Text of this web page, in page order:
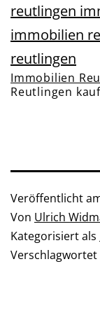
reutlingen
immobilien
reutlingen
Immobilien
Reutlingen
Veröffentlicht
Von Ulrich
Kategorisiert als